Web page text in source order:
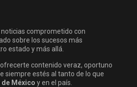
comprometido con
sobre los sucesos más
estado y más allá.
contenido veraz, oportuno
siempre estés al tanto de lo que
de México y en el país.